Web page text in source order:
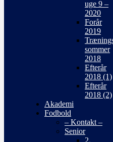
uge 9 –
2020
Forår
2019
sommer
2018
Efterår
2018 (1)
Efterår
2018 (2)
Akademi
Fodbold
– Kontakt –
Senior
2.